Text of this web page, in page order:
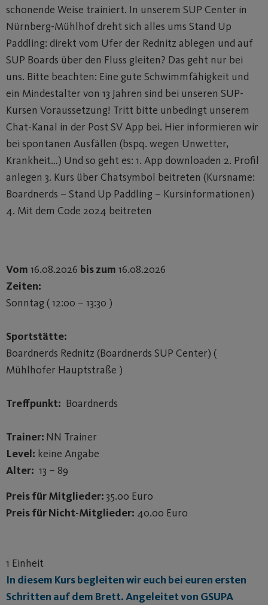
schonende Weise trainiert. In unserem SUP Center in
Nürnberg-Mühlhof dreht sich alles ums Stand Up
Paddling: direkt vom Ufer der Rednitz ablegen und auf
SUP Boards über den Fluss gleiten? Das geht nur bei
uns. Bitte beachten: Eine gute Schwimmfähigkeit und
ein Mindestalter von 13 Jahren sind bei unseren SUP-
Kursen Voraussetzung! Tritt bitte unbedingt unserem
Chat-Kanal in der Post SV App bei. Hier informieren wir
bei spontanen Ausfällen (bspq. wegen Unwetter,
Krankheit…) Und so geht es: 1. App downloaden 2. Profil
anlegen 3. Kurs über Chatsymbol beitreten (Kursname:
Boardnerds – Stand Up Paddling – Kursinformationen)
4. Mit dem Code 2024 beitreten
Vom 16.08.2026 bis zum 16.08.2026
Zeiten:
Sonntag ( 12:00 – 13:30 )
Sportstätte:
Boardnerds Rednitz (Boardnerds SUP Center) (
Mühlhofer Hauptstraße )
Treffpunkt: Boardnerds
Trainer: NN Trainer
Level: keine Angabe
Alter: 13 – 89
Preis für Mitglieder:35.00 Euro
Preis für Nicht-Mitglieder: 40.00 Euro
1 Einheit
In diesem Kurs begleiten wir euch bei euren ersten
Schritten auf dem Brett. Angeleitet von GSUPA